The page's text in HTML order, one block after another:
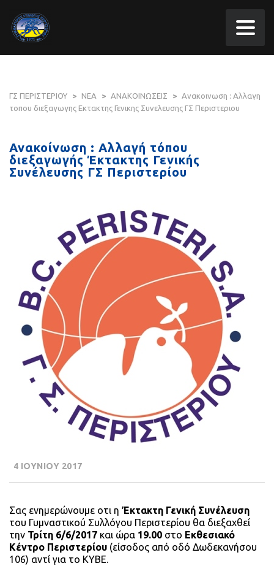
ΓΣ ΠΕΡΙΣΤΕΡΙΟΥ > ΝΕΑ > ΑΝΑΚΟΙΝΩΣΕΙΣ > Ανακοινωση : Αλλαγη
τοπου διεξαγωγης Εκτακτης Γενικης Συνελευσης ΓΣ Περιστεριου
Ανακοίνωση : Αλλαγή τόπου
διεξαγωγής Έκτακτης Γενικής
Συνέλευσης ΓΣ Περιστερίου
4 ΙΟΥΝΙΟΥ 2017
Σας ενημερώνουμε οτι η Έκτακτη Γενική Συνέλευση
του Γυμναστικού Συλλόγου Περιστερίου θα διεξαχθεί
την Τρίτη 6/6/2017 και ώρα 19.00 στο Εκθεσιακό
Κέντρο Περιστερίου (είσοδoς από οδό Δωδεκανήσου
106) αντί για το ΚΥΒΕ.